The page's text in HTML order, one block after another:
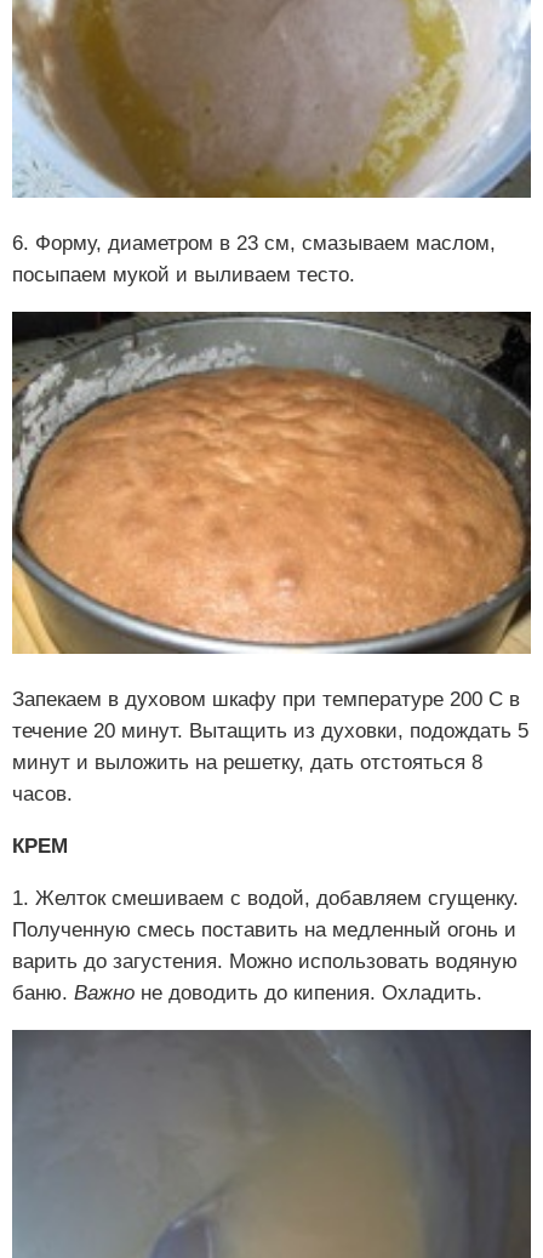
6. Форму, диаметром в 23 см, смазываем маслом,
посыпаем мукой и выливаем тесто.
Запекаем в духовом шкафу при температуре 200 С в
течение 20 минут. Вытащить из духовки, подождать 5
минут и выложить на решетку, дать отстояться 8
часов.
КРЕМ
1. Желток смешиваем с водой, добавляем сгущенку.
Полученную смесь поставить на медленный огонь и
варить до загустения. Можно использовать водяную
баню. Важно не доводить до кипения. Охладить.